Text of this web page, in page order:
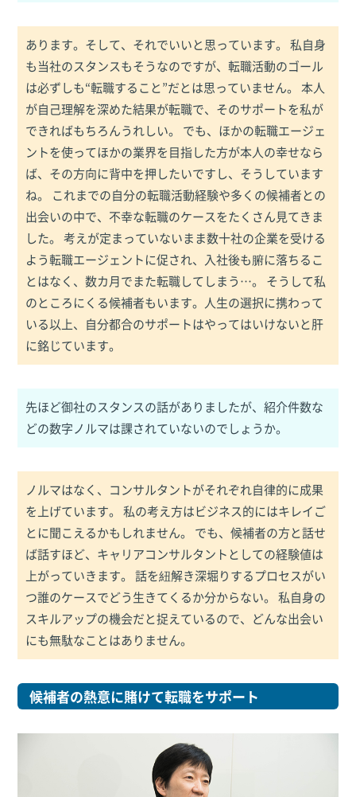
あります。そして、それでいいと思っています。 私自身
も当社のスタンスもそうなのですが、転職活動のゴール
は必ずしも“転職すること”だとは思っていません。 本人
が自己理解を深めた結果が転職で、そのサポートを私が
できればもちろんうれしい。 でも、ほかの転職エージェ
ントを使ってほかの業界を目指した方が本人の幸せなら
ば、その方向に背中を押したいですし、そうしています
ね。 これまでの自分の転職活動経験や多くの候補者との
出会いの中で、不幸な転職のケースをたくさん見てきま
した。 考えが定まっていないまま数十社の企業を受ける
よう転職エージェントに促され、入社後も腑に落ちるこ
とはなく、数カ月でまた転職してしまう…。 そうして私
のところにくる候補者もいます。人生の選択に携わって
いる以上、自分都合のサポートはやってはいけないと肝
に銘じています。
先ほど御社のスタンスの話がありましたが、紹介件数な
どの数字ノルマは課されていないのでしょうか。
ノルマはなく、コンサルタントがそれぞれ自律的に成果
を上げています。 私の考え方はビジネス的にはキレイご
とに聞こえるかもしれません。 でも、候補者の方と話せ
ば話すほど、キャリアコンサルタントとしての経験値は
上がっていきます。 話を紐解き深堀りするプロセスがい
つ誰のケースでどう生きてくるか分からない。 私自身の
スキルアップの機会だと捉えているので、どんな出会い
にも無駄なことはありません。
候補者の熱意に賭けて転職をサポート